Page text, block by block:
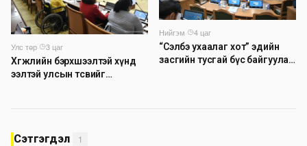
Улс төр·
3 цаг
Хөгжлийн бэрхшээлтэй хүнд
ээлтэй улсын төсвийг
Нийгэм·
4 цаг
“Сэлбэ ухаалаг хот” эдийн
засгийн тусгай бүс байгуулах
Сэтгэгдэл 1